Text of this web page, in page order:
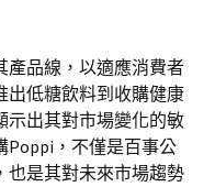
產品線，以適應消費者
出低糖飲料到收購健康
示出其對市場變化的敏
Poppi，不僅是百事公
也是其對未來市場趨勢